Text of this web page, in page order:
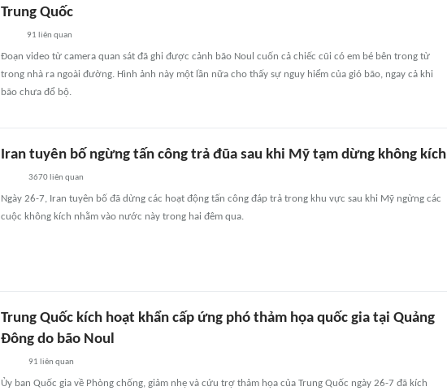
Trung Quốc
91 liên quan
Đoạn video từ camera quan sát đã ghi được cảnh bão Noul cuốn cả chiếc cũi có em bé bên trong từ
trong nhà ra ngoài đường. Hình ảnh này một lần nữa cho thấy sự nguy hiểm của gió bão, ngay cả khi
bão chưa đổ bộ.
Iran tuyên bố ngừng tấn công trả đũa sau khi Mỹ tạm dừng không kích
3670liên quan
Ngày 26-7, Iran tuyên bố đã dừng các hoạt động tấn công đáp trả trong khu vực sau khi Mỹ ngừng các
cuộc không kích nhằm vào nước này trong hai đêm qua.
Trung Quốc kích hoạt khẩn cấp ứng phó thảm họa quốc gia tại Quảng
Đông do bão Noul
91 liên quan
Ủy ban Quốc gia về Phòng chống, giảm nhẹ và cứu trợ thảm họa của Trung Quốc ngày 26-7 đã kích